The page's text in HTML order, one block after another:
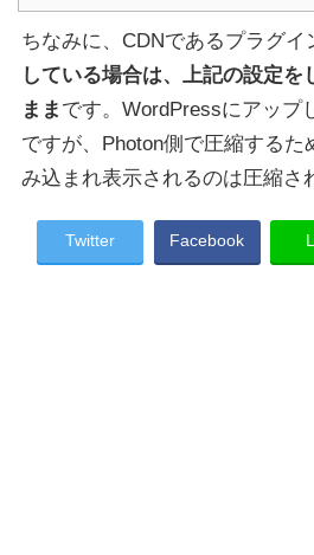
ちなみに、CDNであるプラグイ
している場合は、上記の設定を
まま です。WordPressにアップ
ですが、Photon側で圧縮するた
み込まれ表示されるのは圧縮さ
Twitter Facebook